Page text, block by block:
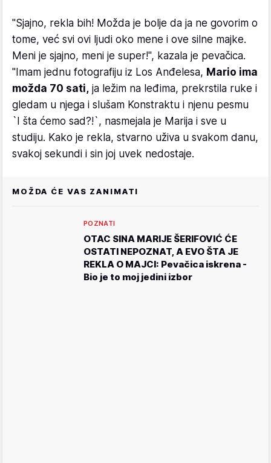
"Sjajno, rekla bih! Možda je bolje da ja ne govorim o
tome, već svi ovi ljudi oko mene i ove silne majke.
Meni je sjajno, meni je super!", kazala je pevačica.
"Imam jednu fotografiju iz Los Anđelesa, Mario ima
možda 70 sati, ja ležim na leđima, prekrstila ruke i
gledam u njega i slušam Konstraktu i njenu pesmu
`I šta ćemo sad?!`, nasmejala je Marija i sve u
studiju. Kako je rekla, stvarno uživa u svakom danu,
svakoj sekundi i sin joj uvek nedostaje.
MOŽDA ĆE VAS ZANIMATI
POZNATI
OTAC SINA MARIJE ŠERIFOVIĆ ĆE
OSTATI NEPOZNAT, A EVO ŠTA JE
REKLA O MAJCI: Pevačica iskrena -
Bio je to moj jedini izbor